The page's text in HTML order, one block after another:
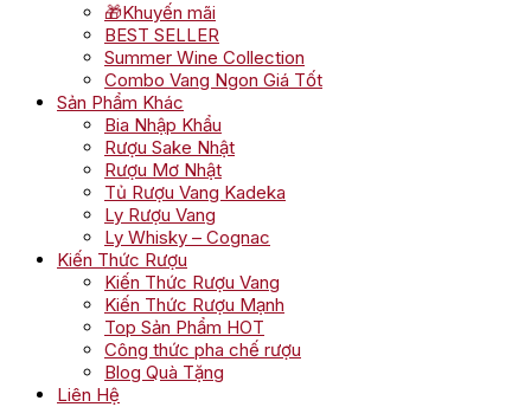
🎁Khuyến mãi
BEST SELLER
Summer Wine Collection
Combo Vang Ngon Giá Tốt
Sản Phẩm Khác
Bia Nhập Khẩu
Rượu Sake Nhật
Rượu Mơ Nhật
Tủ Rượu Vang Kadeka
Ly Rượu Vang
Ly Whisky – Cognac
Kiến Thức Rượu
Kiến Thức Rượu Vang
Kiến Thức Rượu Mạnh
Top Sản Phẩm HOT
Công thức pha chế rượu
Blog Quà Tặng
Liên Hệ